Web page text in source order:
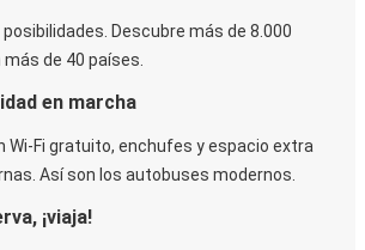
Descubre más de 8.000
de 40 países.
en marcha
Wi-Fi gratuito, enchufes y espacio extra
Así son los autobuses modernos.
¡viaja!